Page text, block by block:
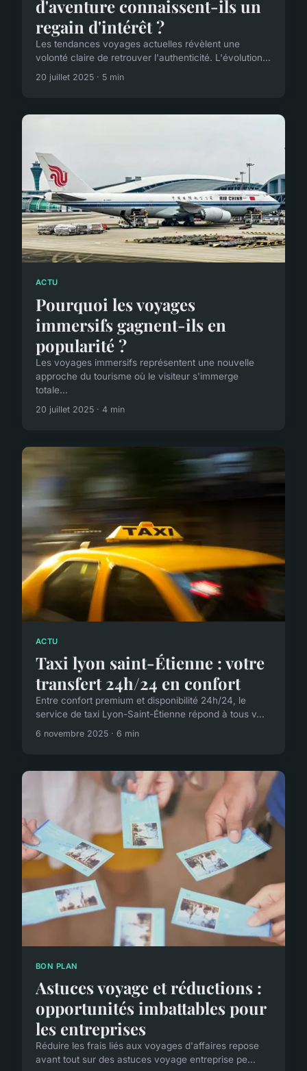
d'aventure connaissent-ils un
regain d'intérêt ?
Les tendances voyages actuelles révèlent une
volonté claire de retrouver l'authenticité. L'évolution...
20 juillet 2025 · 5 min
ACTU
Pourquoi les voyages
immersifs gagnent-ils en
popularité ?
Les voyages immersifs représentent une nouvelle
approche du tourisme où le visiteur s'immerge
totale...
20 juillet 2025 · 4 min
ACTU
Taxi lyon saint-Étienne : votre
transfert 24h/24 en confort
Entre confort premium et disponibilité 24h/24, le
service de taxi Lyon-Saint-Étienne répond à tous v...
6 novembre 2025 · 6 min
BON PLAN
Astuces voyage et réductions :
opportunités imbattables pour
les entreprises
Réduire les frais liés aux voyages d'affaires repose
avant tout sur des astuces voyage entreprise pe...